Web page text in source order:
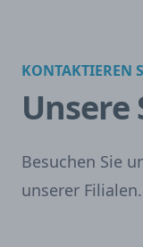
KONTAKTIEREN
Besuchen Sie
unserer Filialen.